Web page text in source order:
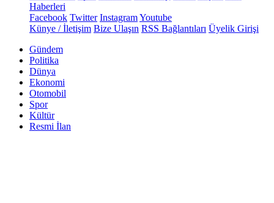
Haberleri
Facebook Twitter InstagramYoutube
Künye / İletişim Bize Ulaşın RSS Bağlantıları Üyelik Girişi
Gündem
Politika
Dünya
Ekonomi
Otomobil
Spor
Kültür
Resmi İlan